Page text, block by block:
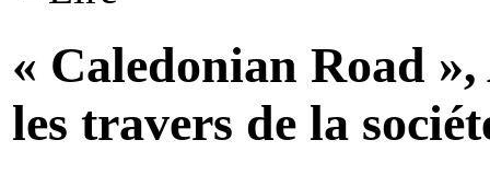
« Caledonian Road
les travers de la